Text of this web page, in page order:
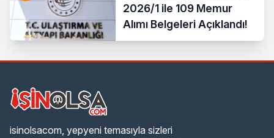
2026/1 ile 109 Memur
Alımı Belgeleri Açıklandı!
isinolsacom, yepyeni temasıyla sizleri